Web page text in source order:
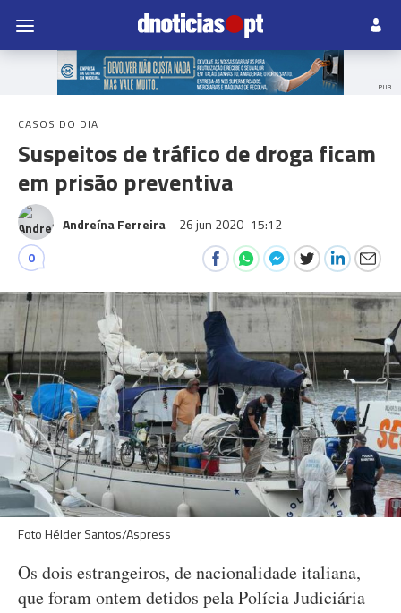
PUB
CASOS DO DIA
Suspeitos de tráfico de droga ficam
em prisão preventiva
Andreína Ferreira 26 jun 2020 15:12
0
Foto Hélder Santos/Aspress
Os dois estrangeiros, de nacionalidade italiana,
que foram ontem detidos pela Polícia Judiciária